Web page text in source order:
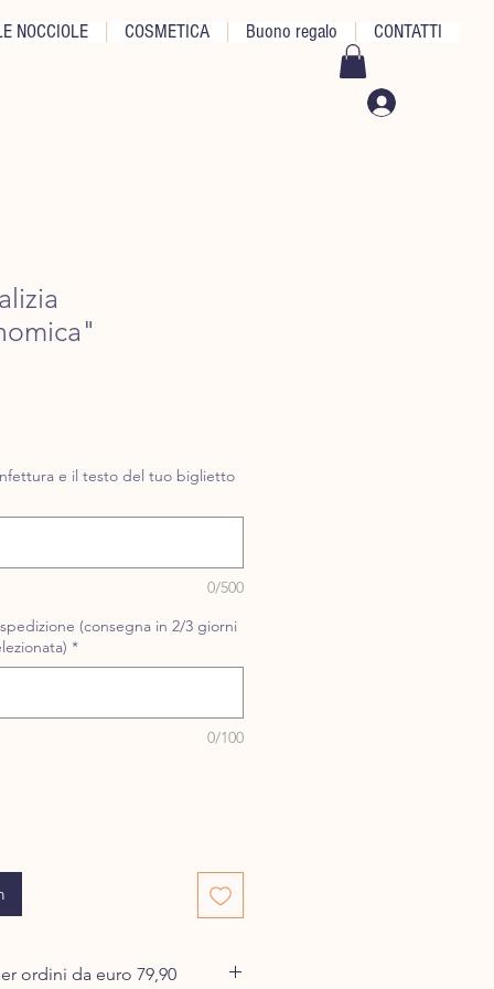
NOCCIOLE COSMETICA Buono regalo CONTATTI
e il testo del tuo biglietto
0/500
(consegna in 2/3 giorni
*
0/100
ordini da euro 79,90